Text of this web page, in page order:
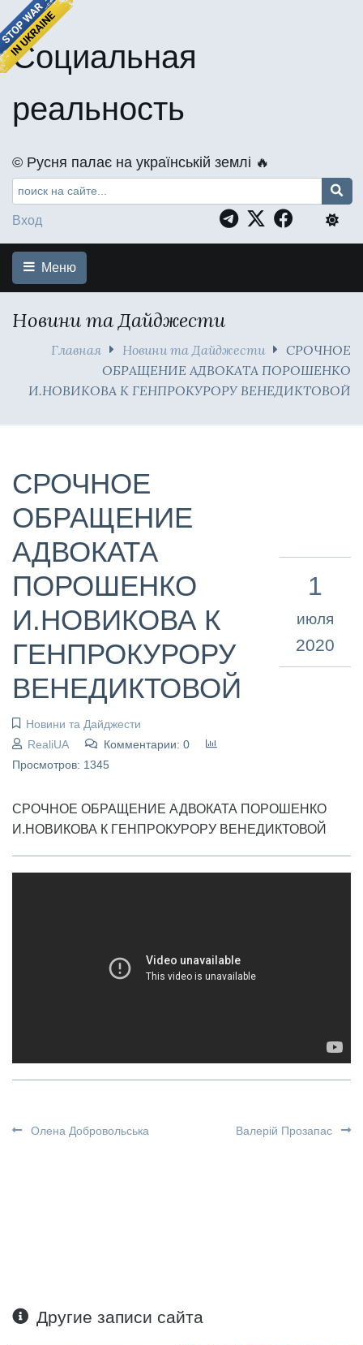
Социальная
реальность
©️ Русня палає на українській землі 🔥
Вход
Меню
Новини та Дайджести
Главная Новини та Дайджести
СРОЧНОЕ
ОБРАЩЕНИЕ АДВОКАТА ПОРОШЕНКО
И.НОВИКОВА К ГЕНПРОКУРОРУ ВЕНЕДИКТОВОЙ
СРОЧНОЕ
ОБРАЩЕНИЕ
АДВОКАТА
ПОРОШЕНКО
И.НОВИКОВА К
ГЕНПРОКУРОРУ
ВЕНЕДИКТОВОЙ
Новини та Дайджести
RealiUA
Комментарии: 0
Просмотров: 1345
1
июля
2020
СРОЧНОЕ ОБРАЩЕНИЕ АДВОКАТА ПОРОШЕНКО
И.НОВИКОВА К ГЕНПРОКУРОРУ ВЕНЕДИКТОВОЙ
Олена Добровольська Валерій Прозапас
Другие записи сайта